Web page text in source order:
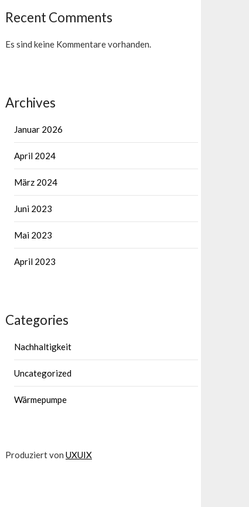
Recent Comments
Es sind keine Kommentare vorhanden.
Archives
Januar 2026
April 2024
März 2024
Juni 2023
Mai 2023
April 2023
Categories
Nachhaltigkeit
Uncategorized
Wärmepumpe
Produziert von UXUIX